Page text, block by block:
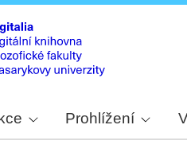
Prohlížení